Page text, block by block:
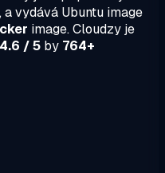
a vydává Ubuntu image
image. Cloudzy je
4.6 / 5 by 764+